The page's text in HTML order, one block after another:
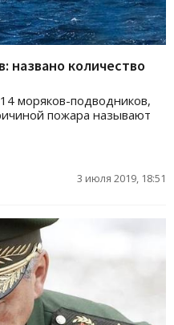
названо количество
моряков-подводников,
пожара называют
3 июля 2019, 18:51